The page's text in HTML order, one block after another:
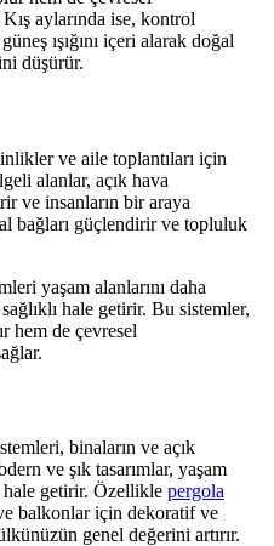
aylarında ise, kontrol
ışığını içeri alarak doğal
düşürür.
ve aile toplantıları için
alanlar, açık hava
ve insanların bir araya
bağları güçlendirir ve topluluk
yaşam alanlarını daha
hale getirir. Bu sistemler,
hem de çevresel
binaların ve açık
ve şık tasarımlar, yaşam
hale getirir. Özellikle pergola
balkonlar için dekoratif ve
genel değerini artırır.